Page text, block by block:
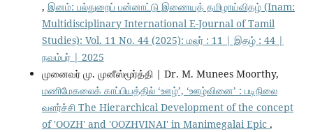
, இனம்: பல்துறைப் பன்னாட்டு இணையத் தமிழாய்விதழ் (Inam:
Multidisciplinary International E-Journal of Tamil
Studies): Vol. 11 No. 44 (2025): மலர் : 11 | இதழ் : 44 |
நவம்பர் | 2025
முனைவர் மு. முனீஸ்மூர்த்தி | Dr. M. Munees Moorthy,
மணிமேகலைக் காப்பியத்தில் ‘ஊழ்’, ‘ஊழ்வினை’ : படிநிலை
வளர்ச்சி The Hierarchical Development of the concept
of 'OOZH' and 'OOZHVINAI' in Manimegalai Epic ,